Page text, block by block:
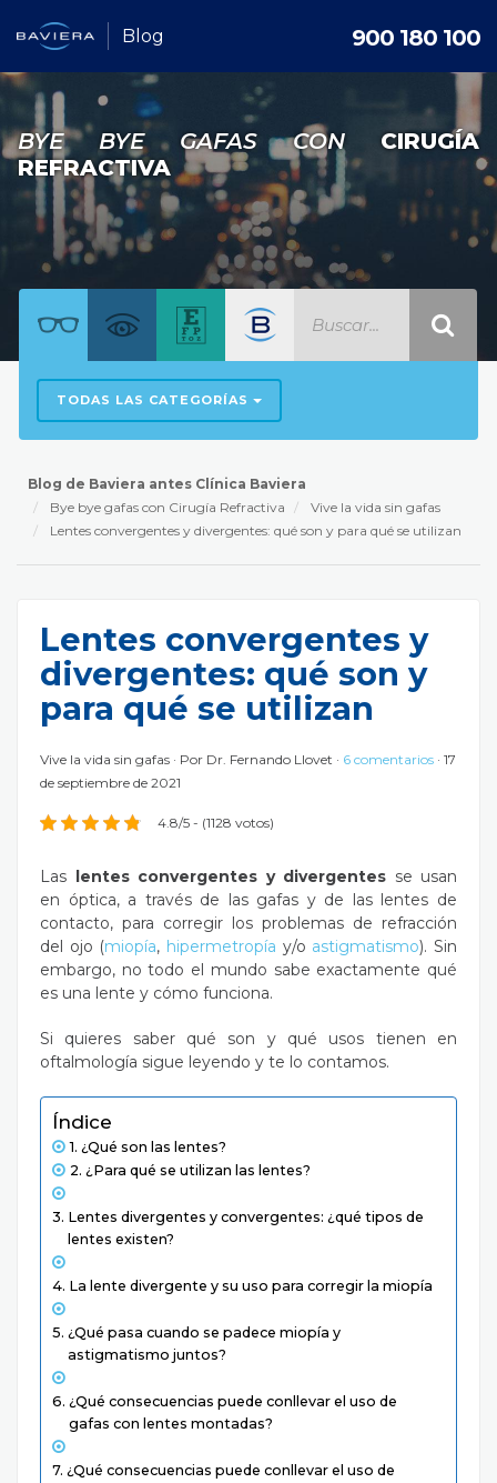
Blog 900 180 100
BYE BYE GAFAS CON CIRUGÍA
REFRACTIVA
TODAS LAS CATEGORÍAS
Blog de Baviera antes Clínica Baviera
Bye bye gafas con Cirugía Refractiva
Vive la vida sin gafas
Lentes convergentes y divergentes: qué son y para qué se utilizan
Lentes convergentes y
divergentes: qué son y
para qué se utilizan
Vive la vida sin gafas Por Dr. Fernando Llovet 6 comentarios 17
de septiembre de 2021
4.8/5 - (1128 votos)
Las lentes convergentes y divergentes se usan
en óptica, a través de las gafas y de las lentes de
contacto, para corregir los problemas de refracción
del ojo (miopía, hipermetropía y/o astigmatismo). Sin
embargo, no todo el mundo sabe exactamente qué
es una lente y cómo funciona.
Si quieres saber qué son y qué usos tienen en
oftalmología sigue leyendo y te lo contamos.
Índice
¿Qué son las lentes?
¿Para qué se utilizan las lentes?
Lentes divergentes y convergentes: ¿qué tipos de
lentes existen?
La lente divergente y su uso para corregir la miopía
¿Qué pasa cuando se padece miopía y
astigmatismo juntos?
¿Qué consecuencias puede conllevar el uso de
gafas con lentes montadas?
¿Qué consecuencias puede conllevar el uso de